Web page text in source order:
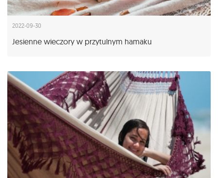
2022-09-30
Jesienne wieczory w przytulnym hamaku